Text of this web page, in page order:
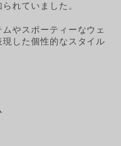
れていました。
やスポーティーなウェ
した個性的なスタイル